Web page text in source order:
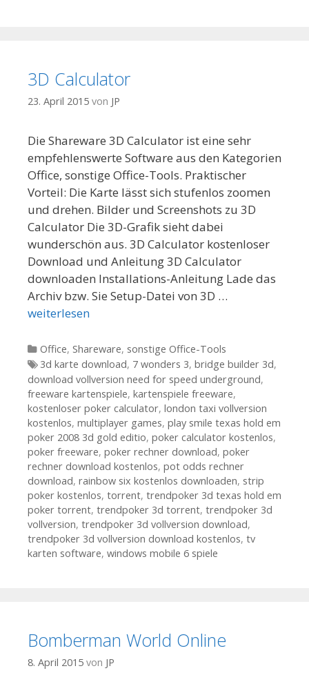
3D Calculator
23. April 2015 von JP
Die Shareware 3D Calculator ist eine sehr
empfehlenswerte Software aus den Kategorien
Office, sonstige Office-Tools. Praktischer
Vorteil: Die Karte lässt sich stufenlos zoomen
und drehen. Bilder und Screenshots zu 3D
Calculator Die 3D-Grafik sieht dabei
wunderschön aus. 3D Calculator kostenloser
Download und Anleitung 3D Calculator
downloaden Installations-Anleitung Lade das
Archiv bzw. Sie Setup-Datei von 3D …
weiterlesen
Kategorien
Office, Shareware, sonstige Office-Tools
Tags
3d karte download, 7 wonders 3, bridge builder 3d,
download vollversion need for speed underground,
freeware kartenspiele, kartenspiele freeware,
kostenloser poker calculator, london taxi vollversion
kostenlos, multiplayer games, play smile texas hold em
poker 2008 3d gold editio, poker calculator kostenlos,
poker freeware, poker rechner download, poker
rechner download kostenlos, pot odds rechner
download, rainbow six kostenlos downloaden, strip
poker kostenlos, torrent, trendpoker 3d texas hold em
poker torrent, trendpoker 3d torrent, trendpoker 3d
vollversion, trendpoker 3d vollversion download,
trendpoker 3d vollversion download kostenlos, tv
karten software, windows mobile 6 spiele
Bomberman World Online
8. April 2015 von JP